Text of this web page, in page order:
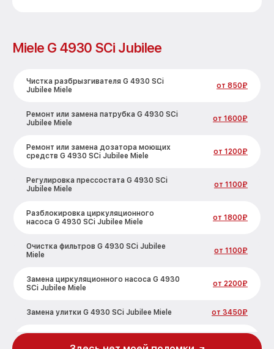
Miele G 4930 SCi Jubilee
Чистка разбрызгивателя G 4930 SCi
Jubilee Miele
от 850₽
Ремонт или замена патрубка G 4930 SCi
Jubilee Miele
от 1600₽
Ремонт или замена дозатора моющих
средств G 4930 SCi Jubilee Miele
от 1200₽
Регулировка прессостата G 4930 SCi
Jubilee Miele
от 1100₽
Разблокировка циркуляционного
насоса G 4930 SCi Jubilee Miele
от 1800₽
Очистка фильтров G 4930 SCi Jubilee
Miele
от 1100₽
Замена циркуляционного насоса G 4930
SCi Jubilee Miele
от 2200₽
Замена улитки G 4930 SCi Jubilee Miele от 3450₽
Jubilee Miele